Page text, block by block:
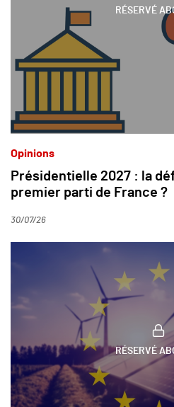
RÉSERVÉ
Opinions
Présidentielle 2027 : la
premier parti de France ?
30/07/26
RÉSERVÉ